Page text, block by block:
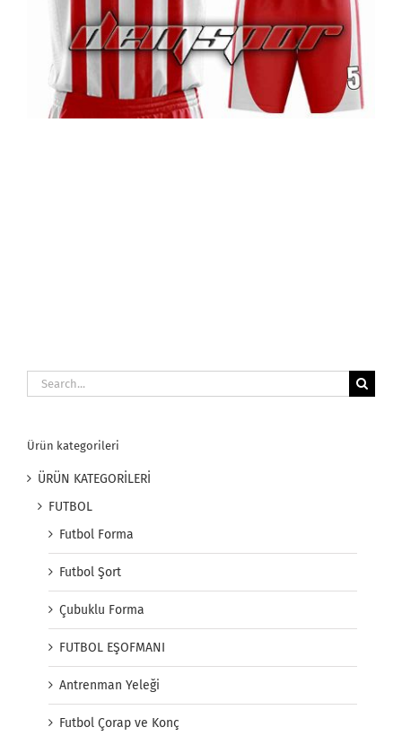
Search
for:
Ürün kategorileri
ÜRÜN KATEGORİLERİ
FUTBOL
Futbol Forma
Futbol Şort
Çubuklu Forma
FUTBOL EŞOFMANI
Antrenman Yeleği
Futbol Çorap ve Konç